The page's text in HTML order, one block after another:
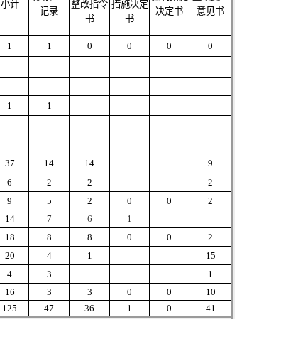
小计
记录
整改指令
书
措施决定
书
决定书
意见书
1 1 0 0 0
0
1
1
37 14 14
9
6 2 2
2
9 5 2 0 0
2
14 7 6
1
18 8 8 0 0
2
20 4 1
15
4 3
1
16 3 3 0 0
10
125 47 36 1 0
41